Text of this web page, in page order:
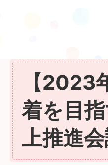
【2023
着を目
上推進